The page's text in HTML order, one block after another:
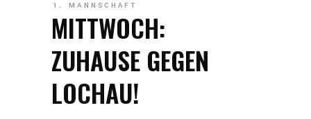
1. MANNSCHAFT
MITTWOCH:
ZUHAUSE GEGEN
LOCHAU!